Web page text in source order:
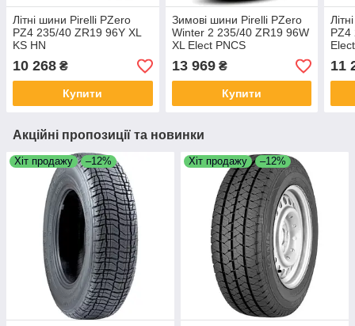
Літні шини Pirelli PZero
PZ4 235/40 ZR19 96Y XL
KS HN
10 268 ₴
Купити
Зимові шини Pirelli PZero
Winter 2 235/40 ZR19 96W
XL Elect PNCS
13 969₴
Купити
PZ4
11
Акційні пропозиції та новинки
Хіт продажу –12% Хіт продажу –12%